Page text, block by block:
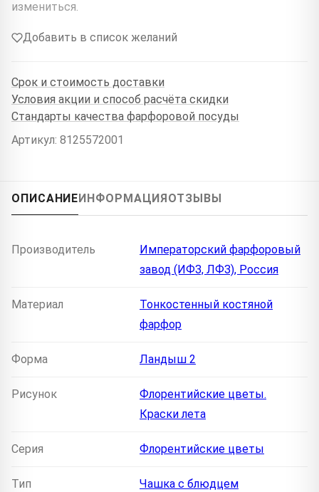
измениться.
Добавить в список желаний
Срок и стоимость доставки
Условия акции и способ расчёта скидки
Стандарты качества фарфоровой посуды
Артикул: 8125572001
ОПИСАНИЕИНФОРМАЦИЯОТЗЫВЫ
Производитель
Императорский фарфоровый
завод (ИФЗ, ЛФЗ), Россия
Материал
Тонкостенный костяной
фарфор
Форма Ландыш 2
Рисунок
Флорентийские цветы.
Краски лета
Серия Флорентийские цветы
Тип Чашка с блюдцем